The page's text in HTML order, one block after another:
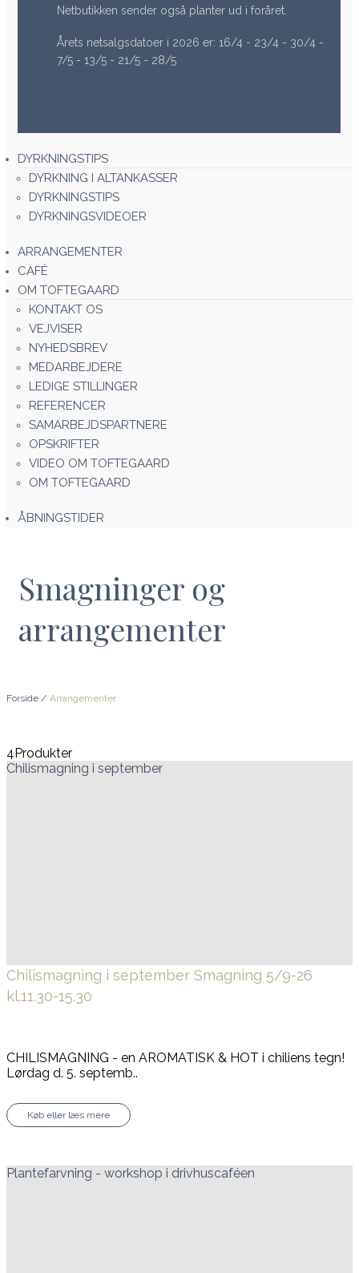
Netbutikken sender også planter ud i foråret.
Årets netsalgsdatoer i 2026 er: 16/4 - 23/4 - 30/4 -
7/5 - 13/5 - 21/5 - 28/5
DYRKNINGSTIPS
DYRKNING I ALTANKASSER
DYRKNINGSTIPS
DYRKNINGSVIDEOER
ARRANGEMENTER
CAFÉ
OM TOFTEGAARD
KONTAKT OS
VEJVISER
NYHEDSBREV
MEDARBEJDERE
LEDIGE STILLINGER
REFERENCER
SAMARBEJDSPARTNERE
OPSKRIFTER
VIDEO OM TOFTEGAARD
OM TOFTEGAARD
ÅBNINGSTIDER
Smagninger og
arrangementer
Forside / Arrangementer
4Produkter
Chilismagning i september
Chilismagning i september Smagning 5/9-26
kl.11.30-15.30
CHILISMAGNING - en AROMATISK & HOT i chiliens tegn!
Lørdag d. 5. septemb..
Køb eller læs mere
Plantefarvning - workshop i drivhuscaféen